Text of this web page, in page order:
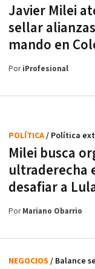
Javier Milei
sellar
mando en
PoriProfesional
Milei busca
ultraderecha
desafiar a
POLÍTICA/ Política
PorMariano Obarrio
NEGOCIOS / Balance